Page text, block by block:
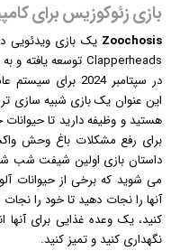
بازی زئوکوزیس برای
Zoochosis یک بازی
در سپتامبر 2024 برای سیستم عامل مایکروسافت
این عنوان یک بازی شبیه سازی
هستید و وظیفه دارید تا حیوانات
برای رفع مشکلات باغ وحش
داستان بازی اولین شیفت شب
می شوید که برخی از حیوانات
آنها را نجات دهید تا خود را نجات
کنید، یک وعده غذایی برای آنها
نگهداری کنید و تمیز کنید.